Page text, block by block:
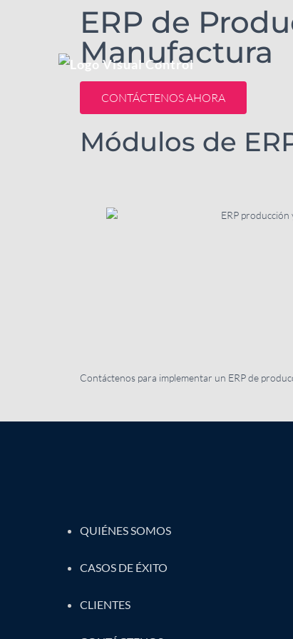
ERP de
Manufactura
CONTÁCTENOS AHORA
Módulos de
Contáctenos para implementar un ERP de
QUIÉNES SOMOS
CASOS DE ÉXITO
CLIENTES